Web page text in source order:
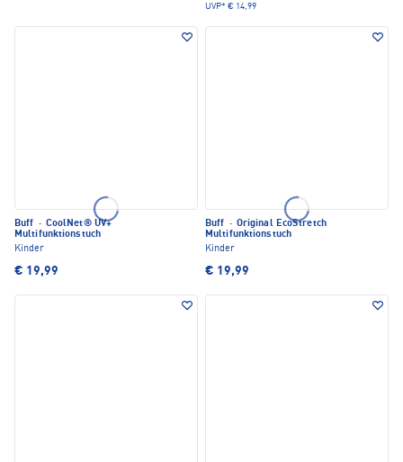
UVP* € 14,99
Buff · CoolNet® UV+
Multifunktionstuch
Kinder
€ 19,99
Buff · Original EcoStretch
Multifunktionstuch
Kinder
€ 19,99